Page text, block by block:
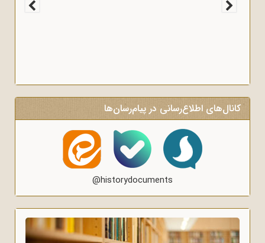
کانال‌های اطلاع‌رسانی در پیام‌رسان‌ها
@historydocuments